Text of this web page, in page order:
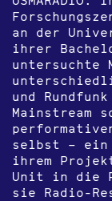
an der
ihrer
untersuchte
und
Mainstream
selbst – ein
ihrem
Unit in die
sie Radio-